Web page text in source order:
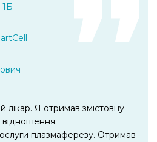
1Б
лікар. Я отримав змістовну
відношення.
плазмаферезу. Отримав